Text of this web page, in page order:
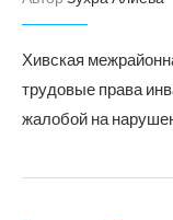
Хивская
трудовые права
жалобой на